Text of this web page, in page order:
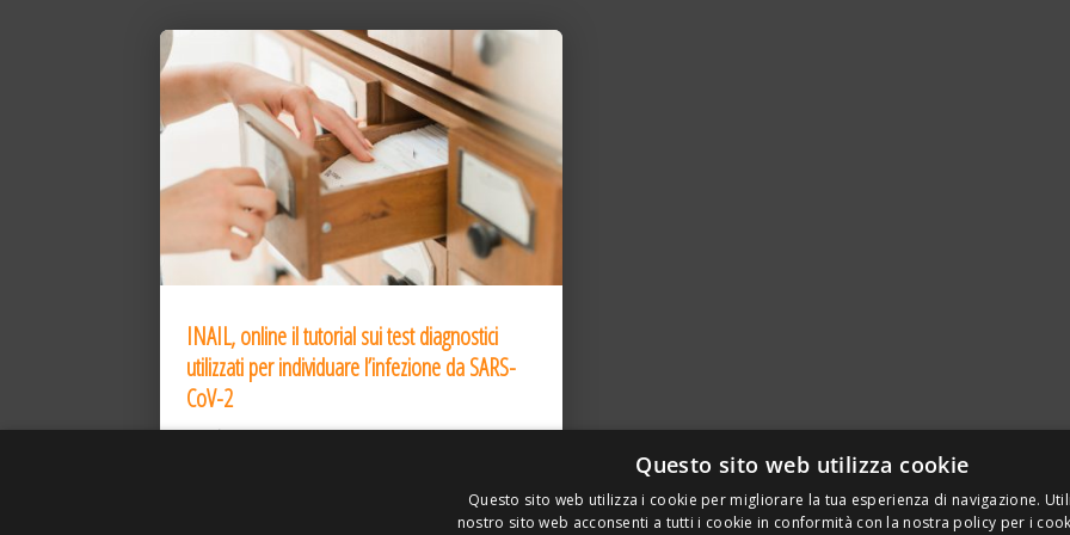
INAIL, online il tutorial sui test diagnostici
utilizzati per individuare l’infezione da SARS-
CoV-2
31 Dic 2020
Questo sito web utilizza cookie
Questo sito web utilizza i cookie per migliorare la tua esperienza di navigazione.
nostro sito web acconsenti a tutti i cookie in conformità con la nostra policy per i